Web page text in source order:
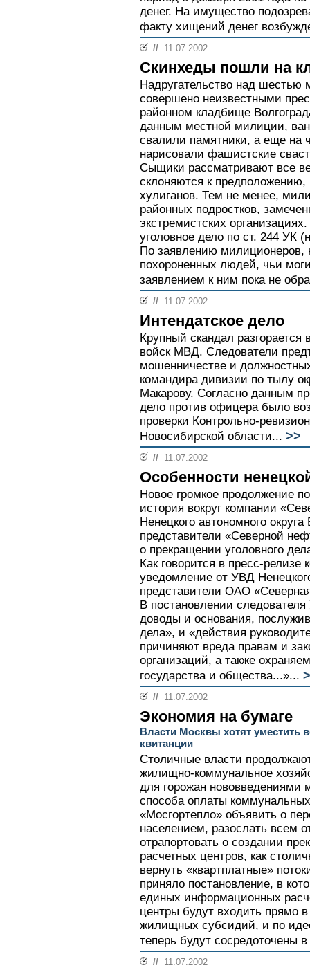
денег. На имущество
факту хищений денег
// 11.07.2002
Скинхеды пошли на
Надругательство над
совершено неизвестными
районном кладбище
данным местной милиции,
свалили памятники, а еще на
нарисовали фашистские
Сыщики рассматривают все
склоняются к предположению,
хулиганов. Тем не менее,
районных подростков,
экстремистских
уголовное дело по ст. 244 УК
По заявлению милиционеров,
похороненных людей, чьи
заявлением к ним пока не
// 11.07.2002
Интендатское дело
Крупный скандал
войск МВД. Следователи
мошенничестве и
командира дивизии по тылу
Макарову. Согласно данным
дело против офицера было
проверки Контрольно-
Новосибирской области... >>
// 11.07.2002
Особенности
Новое громкое продолжение
история вокруг компании
Ненецкого автономного
представители «Северной
о прекращении уголовного
Как говорится в пресс-
уведомление от УВД
представители ОАО
В постановлении
доводы и основания,
дела», и «действия
причиняют вреда правам и
организаций, а также
государства и общества...»...
// 11.07.2002
Экономия на бумаге
Власти Москвы хотят уместить
квитанции
Столичные власти
жилищно-коммунальное
для горожан нововведениями
способа оплаты
«Мосгортепло» объявить о
населением, разослать всем
отрапортовать о создании
расчетных центров, как
вернуть «квартплатные»
приняло постановление, в
единых информационных
центры будут входить прямо
жилищных субсидий, и по
теперь будут сосредоточены
// 11.07.2002